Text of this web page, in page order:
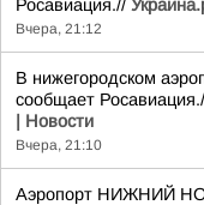
Росавиация.//
Вчера, 21:12
В нижегородском
сообщает
| Новости
Вчера, 21:10
Аэропорт НИЖНИЙ